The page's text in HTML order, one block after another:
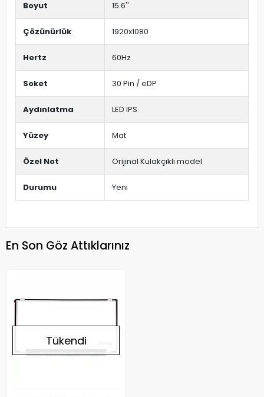
Boyut 15.6''
Çözünürlük 1920x1080
Hertz 60Hz
Soket 30 Pin / eDP
Aydınlatma LED IPS
Yüzey Mat
Özel Not Orijinal Kulakçıklı model
Durumu Yeni
En Son Göz Attıklarınız
Tükendi